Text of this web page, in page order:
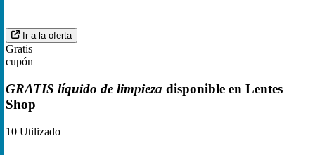
Ir a la oferta
Gratis
cupón
GRATIS líquido de limpieza disponible en Lentes
Shop
10 Utilizado